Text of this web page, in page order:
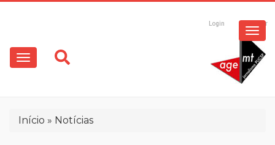
conteúdo
principal
Login Registrar
Main
navigation
Trilha
Início Notícias